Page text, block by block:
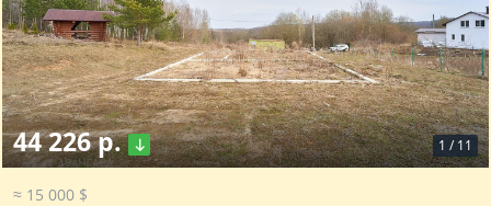
1 / 11
44 226 р.
≈ 15 000 $